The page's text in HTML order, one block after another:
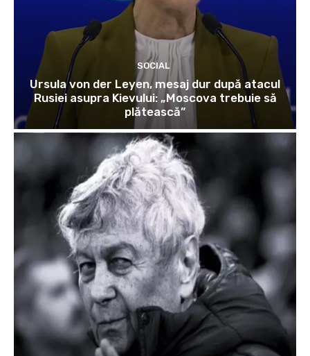
SOCIAL
Ursula von der Leyen, mesaj dur după atacul
Rusiei asupra Kievului: „Moscova trebuie să
plătească”